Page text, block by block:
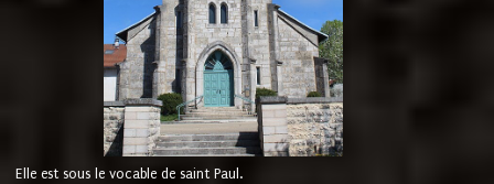
Elle est sous le vocable de saint Paul.